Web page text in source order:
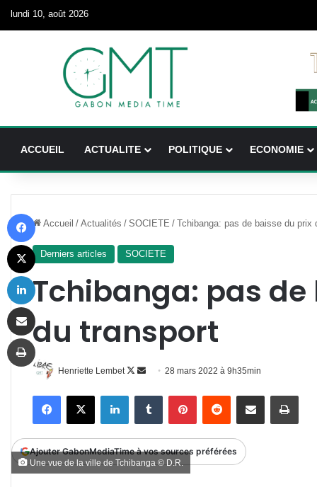
lundi 10, août 2026
ACCUEIL ACTUALITE POLITIQUE ECONOMIE
Accueil / Actualités / SOCIETE / Tchibanga: pas de baisse du prix
Derniers articles SOCIETE
Tchibanga: pas
du transport
Henriette Lembet
Follow
Envoyer
courriel
28 mars 2022 à 9h35min
FacebookX LinkedinTumblr PinterestReddit Partager par email
Ajouter GabonMediaTime à vos sources préférées
Une vue de la ville de Tchibanga © D.R.
X
Imprimer